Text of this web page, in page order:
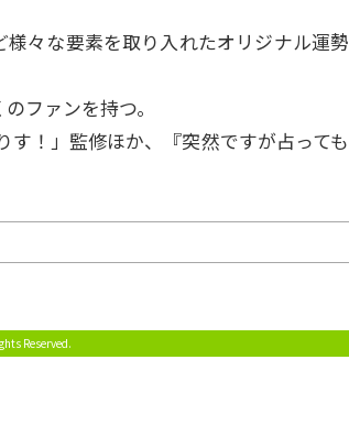
々な要素を取り入れたオリジナル運勢
ファンを持つ。
す！」監修ほか、『突然ですが占っても
Reserved.